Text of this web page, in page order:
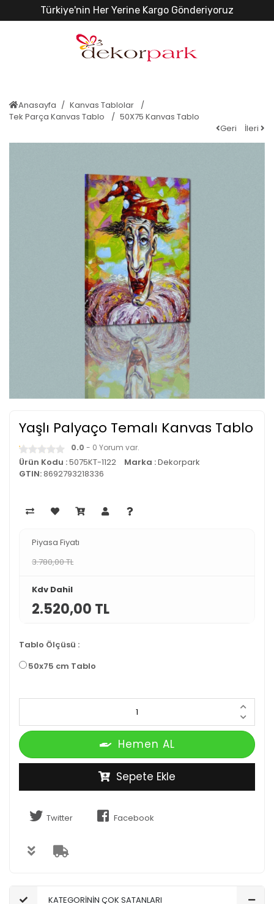
Türkiye'nin Her Yerine Kargo Gönderiyoruz
Anasayfa
Kanvas Tablolar
Tek Parça Kanvas Tablo
50X75 Kanvas Tablo
Geri
İleri
Yaşlı Palyaço Temalı Kanvas Tablo
0.0 - 0 Yorum var.
Ürün Kodu :5075KT-1122 Marka :Dekorpark
GTIN:8692793218336
Piyasa Fiyatı
3.780,00 TL
Kdv Dahil
2.520,00 TL
Tablo Ölçüsü :
50x75 cm Tablo
Hemen AL
Sepete Ekle
Twitter Facebook
KATEGORİNİN ÇOK SATANLARI